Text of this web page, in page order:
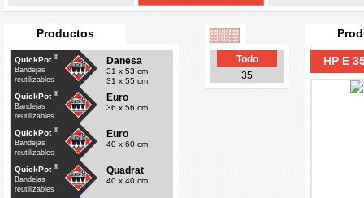
Productos
QuickPot ®
Bandejas
reutilizables
Danesa
31 x 53 cm
31 x 55 cm
QuickPot ®
Bandejas
reutilizables
Euro
36 x 56 cm
QuickPot ®
Bandejas
reutilizables
Euro
40 x 60 cm
QuickPot ®
Bandejas
reutilizables
Quadrat
40 x 40 cm
Todo
35
HP E